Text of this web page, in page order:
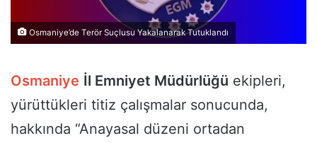
Osmaniye’de Terör Suçlusu Yakalanarak Tutuklandı
Osmaniye İl Emniyet Müdürlüğü ekipleri,
yürüttükleri titiz çalışmalar sonucunda,
hakkında “Anayasal düzeni ortadan